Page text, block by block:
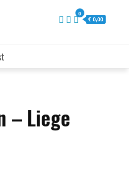
0
€ 0,00
– Liege